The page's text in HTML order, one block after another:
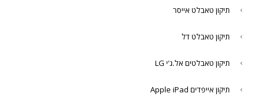
תיקון טאבלט אייסר
תיקון טאבלט דל
תיקון טאבלטים אל.ג'י LG
תיקון אייפדים Apple iPad